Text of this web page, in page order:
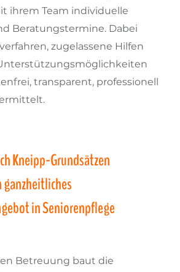
ihrem Team individuelle
Beratungstermine. Dabei
zugelassene Hilfen
transparent, professionell
Kneipp-Grundsätzen
in Seniorenpflege
Betreuung baut die